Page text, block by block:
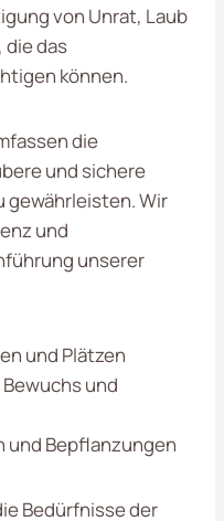
von Unrat, Laub
die das
können.
die
und sichere
gewährleisten. Wir
und
unserer
und Plätzen
und
und Bepflanzungen
Bedürfnisse der